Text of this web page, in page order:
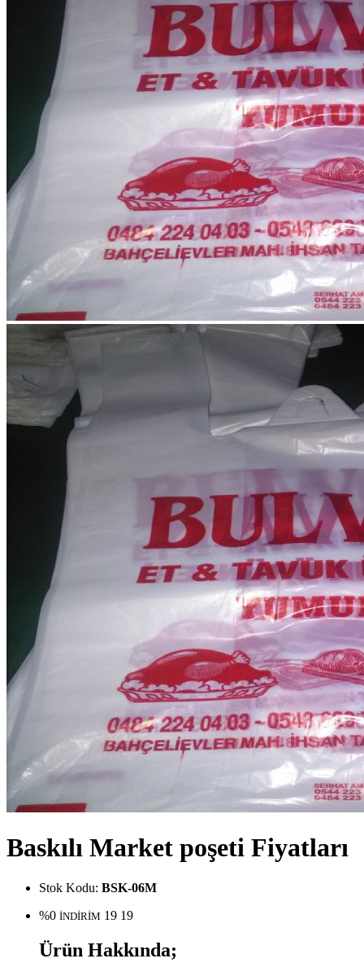
Baskılı Market poşeti Fiyatları
Stok Kodu: BSK-06M
%0 İNDİRİM 19 19
Ürün Hakkında;